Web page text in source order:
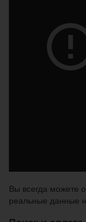
Вы всегда можете
реальные данные